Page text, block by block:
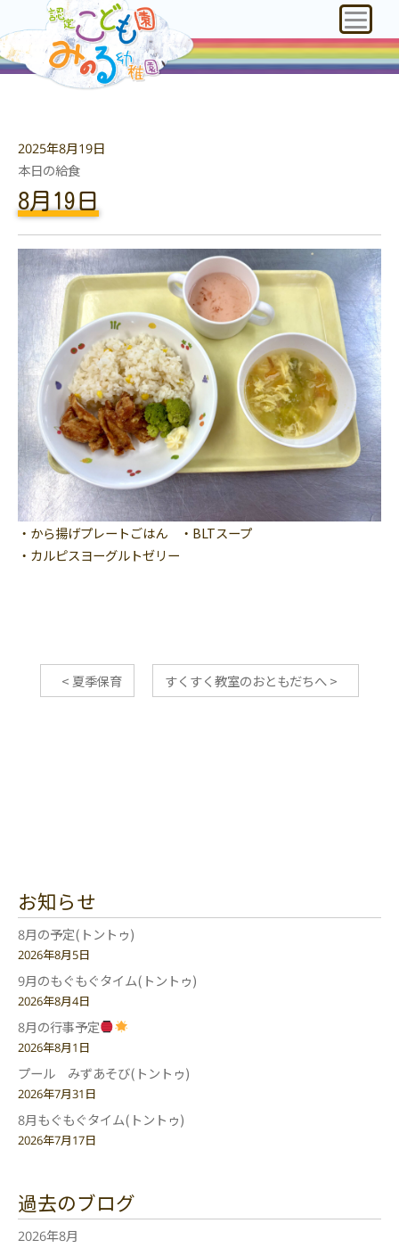
2025年8月19日
本日の給食
8月19日
・から揚げプレートごはん ・BLTスープ
・カルピスヨーグルトゼリー
< 夏季保育 すくすく教室のおともだちへ>
お知らせ
8月の予定(トントゥ)
2026年8月5日
9月のもぐもぐタイム(トントゥ)
2026年8月4日
8月の行事予定
2026年8月1日
プール みずあそび(トントゥ)
2026年7月31日
8月もぐもぐタイム(トントゥ)
2026年7月17日
過去のブログ
2026年8月